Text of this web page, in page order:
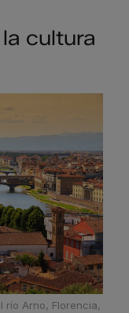
cultura
río Arno, Florencia,